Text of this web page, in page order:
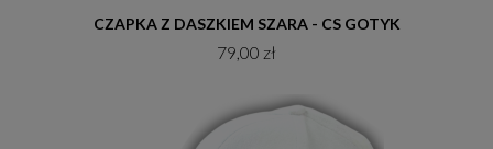
Do koszyka
CZAPKA Z DASZKIEM SZARA - CS GOTYK
79,00 zł